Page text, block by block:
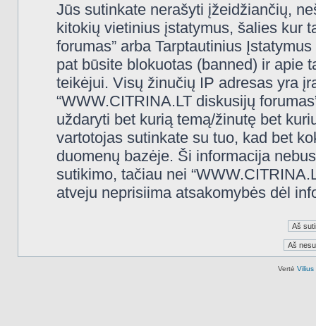
Jūs sutinkate nerašyti įžeidžiančių,
kitokių vietinius įstatymus, šalies kur
forumas” arba Tarptautinius
pat būsite blokuotas (banned) ir apie
teikėjui. Visų žinučių IP adresas yra
“WWW.CITRINA.LT diskusijų
uždaryti bet kurią temą/žinutę bet
vartotojas sutinkate su tuo, kad bet
duomenų bazėje. Ši informacija
sutikimo, tačiau nei
atveju neprisiima atsakomybės dėl
Vertė Vilius